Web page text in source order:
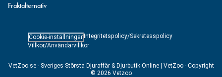
Fraktalternativ
VetZoo.se - Sveriges Största Djuraffär & Djurbutik Online | VetZoo - Copyright
© 2026 Vetzoo
Cookie-inställningar Integritetspolicy/Sekretesspolicy
Villkor/Användarvillkor